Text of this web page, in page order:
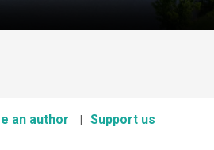
an author Support us